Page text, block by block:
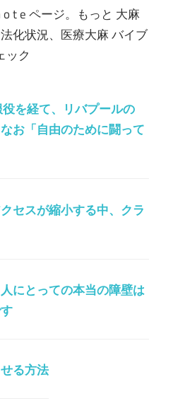
t e ページ。もっと 大麻
化状況、医療大麻 バイブ
ック
を経て、リバプールの
お「自由のために闘って
セスが縮小する中、クラ
にとっての本当の障壁は
る方法